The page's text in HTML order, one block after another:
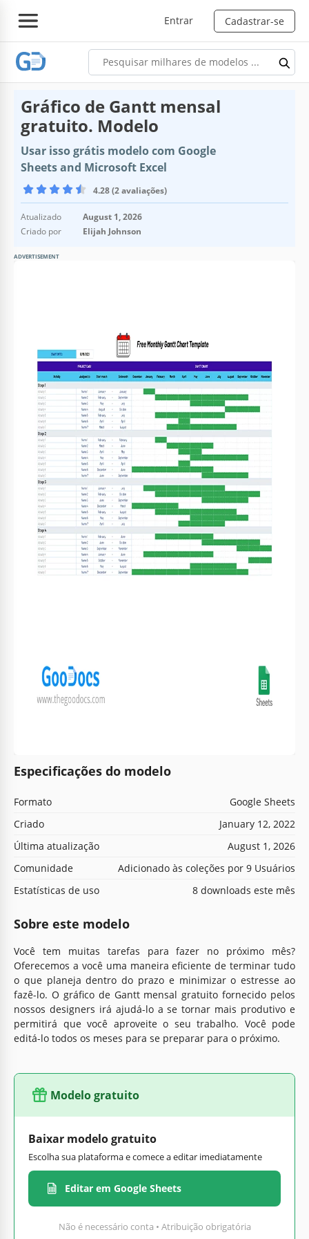
Entrar Cadastrar-se
Gráfico de Gantt mensal
gratuito. Modelo
Usar isso grátis modelo com Google
Sheets and Microsoft Excel
4.28 (2 avaliações)
Atualizado
August 1, 2026
Criado por
Elijah Johnson
ADVERTISEMENT
Especificações do modelo
Formato
Google Sheets
Criado
January 12, 2022
Última atualização
August 1, 2026
Comunidade
Adicionado às coleções por 9 Usuários
Estatísticas de uso
8 downloads este mês
Sobre este modelo
Você tem muitas tarefas para fazer no próximo mês?
Oferecemos a você uma maneira eficiente de terminar tudo
o que planeja dentro do prazo e minimizar o estresse ao
fazê-lo. O gráfico de Gantt mensal gratuito fornecido pelos
nossos designers irá ajudá-lo a se tornar mais produtivo e
permitirá que você aproveite o seu trabalho. Você pode
editá-lo todos os meses para se preparar para o próximo.
Modelo gratuito
Baixar modelo gratuito
Escolha sua plataforma e comece a editar imediatamente
Editar em Google Sheets
Não é necessário conta • Atribuição obrigatória